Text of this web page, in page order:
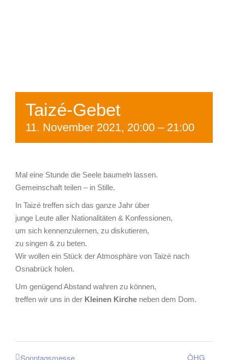
Taizé-Gebet
11. November 2021, 20:00 – 21:00
Mal eine Stunde die Seele baumeln lassen.
Gemeinschaft teilen – in Stille.
In Taizé treffen sich das ganze Jahr über
junge Leute aller Nationalitäten & Konfessionen,
um sich kennenzulernen, zu diskutieren,
zu singen & zu beten.
Wir wollen ein Stück der Atmosphäre von Taizé nach
Osnabrück holen.
Um genügend Abstand wahren zu können,
treffen wir uns in der Kleinen Kirche neben dem Dom.
Sonntagsmesse ÖHG